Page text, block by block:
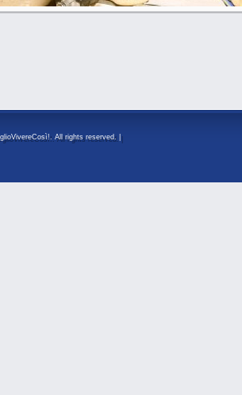
All rights reserved. |